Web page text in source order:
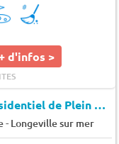
d'infos >
Domaine Résidentiel de Plein Air Odalys Les Dunes
- Longeville sur mer